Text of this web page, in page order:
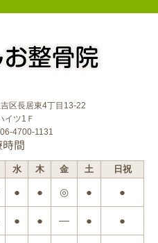
区長居東4丁目13-22
イツ1Ｆ
4700-1131
間
水 木 金 土 日祝
● ● ◎ ● ●
● ● ― ● ●